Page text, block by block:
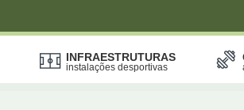
INFRAESTRUTURAS
instalações desportivas